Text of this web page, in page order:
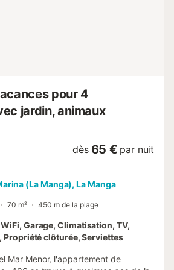
pour 4
jardin, animaux
dès 65 € par nuit
(La Manga), La Manga
70 m² 450 m de la plage
Garage, Climatisation, TV,
Propriété clôturée, Serviettes
Mar Menor, l'appartement de